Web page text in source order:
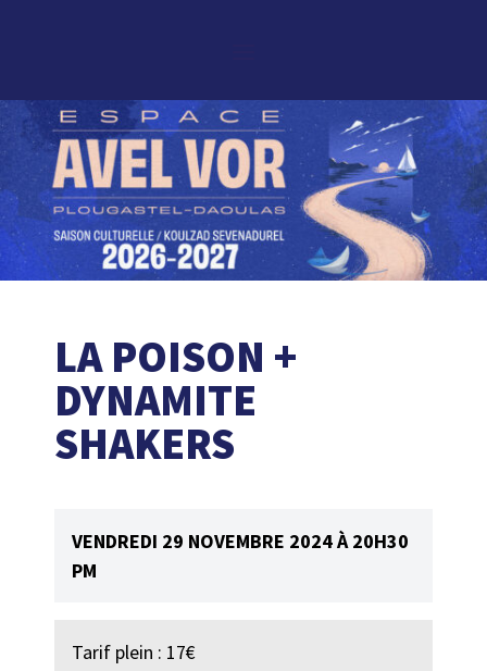
LA POISON +
DYNAMITE
SHAKERS
VENDREDI 29 NOVEMBRE 2024 À 20H30
PM
Tarif plein : 17€